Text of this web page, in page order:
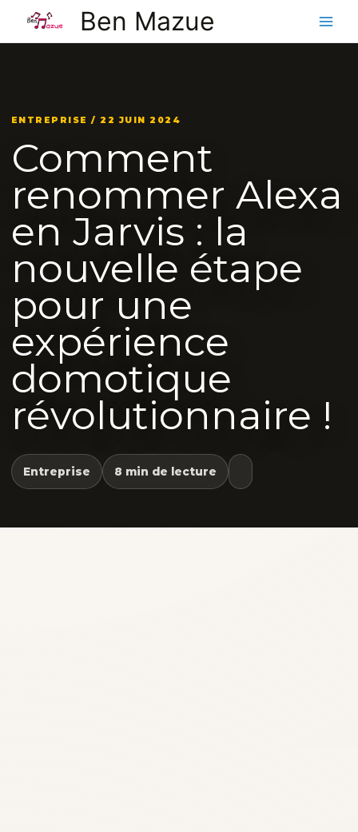
contenu
Ben Mazue
ENTREPRISE / 22 JUIN 2024
Comment
renommer Alexa
en Jarvis : la
nouvelle étape
pour une
expérience
domotique
révolutionnaire !
Entreprise 8 min de lecture